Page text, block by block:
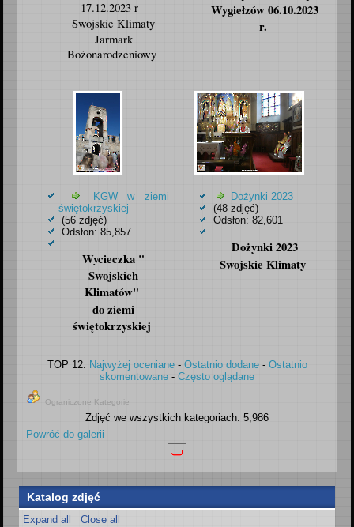
17.12.2023 r
Swojskie Klimaty
Jarmark
Bożonarodzeniowy
Wygiełzów 06.10.2023
r.
KGW w ziemi
świętokrzyskiej
(56 zdjęć)
Odsłon: 85,857
Wycieczka "
Swojskich
Klimatów"
do ziemi
świętokrzyskiej
Dożynki 2023
(48 zdjęć)
Odsłon: 82,601
Dożynki 2023
Swojskie Klimaty
TOP 12: Najwyżej oceniane- Ostatnio dodane- Ostatnio
skomentowane - Często oglądane
Ograniczone Kategorie
Zdjęć we wszystkich kategoriach: 5,986
Powróć do galerii
Katalog zdjęć
Expand all
Close all